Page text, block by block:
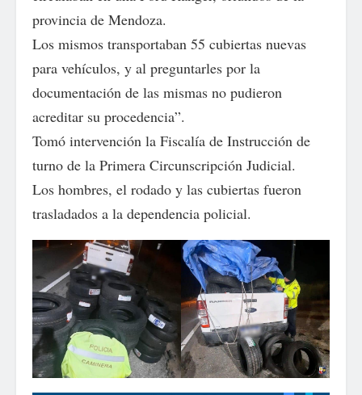
provincia de Mendoza.
Los mismos transportaban 55 cubiertas nuevas
para vehículos, y al preguntarles por la
documentación de las mismas no pudieron
acreditar su procedencia”.
Tomó intervención la Fiscalía de Instrucción de
turno de la Primera Circunscripción Judicial.
Los hombres, el rodado y las cubiertas fueron
trasladados a la dependencia policial.